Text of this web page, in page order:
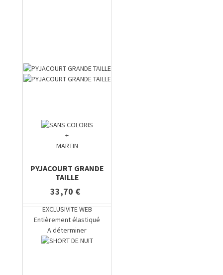
+
MARTIN
PYJACOURT GRANDE
TAILLE
33,70 €
EXCLUSIVITE WEB
Entièrement élastiqué
A déterminer